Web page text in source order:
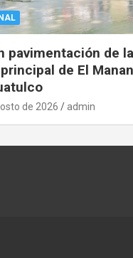
pavimentación de la
de El
de 2026 admin